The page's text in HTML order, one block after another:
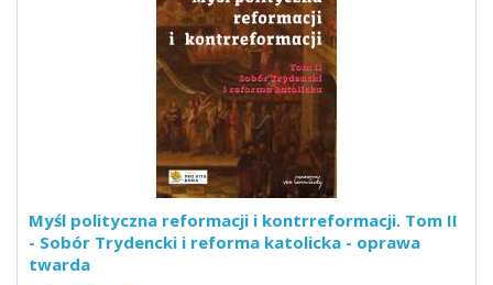
Myśl polityczna reformacji i kontrreformacji. Tom II
- Sobór Trydencki i reforma katolicka - oprawa
twarda